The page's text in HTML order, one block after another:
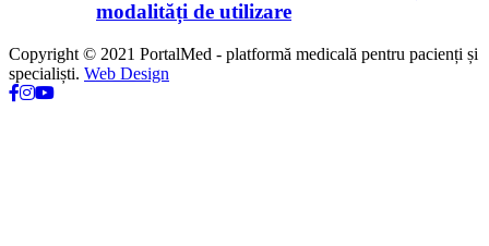
modalități de utilizare
Copyright © 2021 PortalMed - platformă medicală pentru pacienți și
specialiști. Web Design